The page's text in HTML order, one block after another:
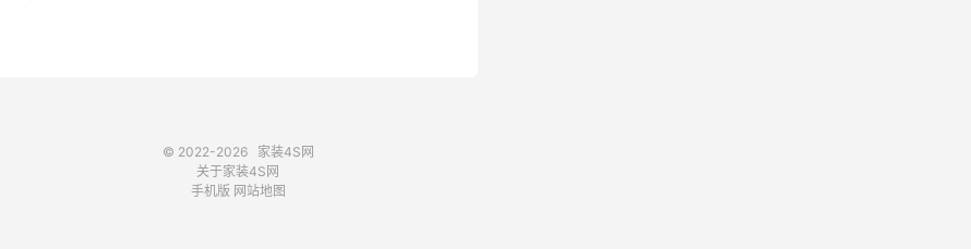
© 2022-2026 家装4S网
关于家装4S网
手机版 网站地图